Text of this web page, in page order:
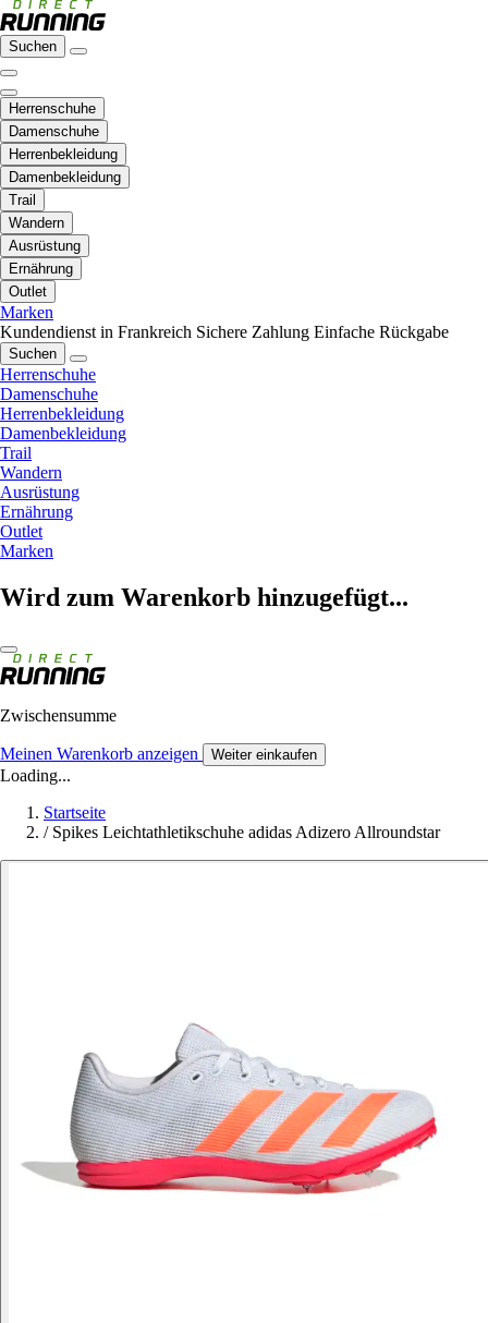
Suchen
Herrenschuhe
Damenschuhe
Herrenbekleidung
Damenbekleidung
Trail
Wandern
Ausrüstung
Ernährung
Outlet
Marken
Kundendienst in Frankreich Sichere Zahlung Einfache Rückgabe
Suchen
Herrenschuhe
Damenschuhe
Herrenbekleidung
Damenbekleidung
Trail
Wandern
Ausrüstung
Ernährung
Outlet
Marken
Wird zum Warenkorb hinzugefügt...
Zwischensumme
Meinen Warenkorb anzeigen Weiter einkaufen
Loading...
Startseite
/ Spikes Leichtathletikschuhe adidas Adizero Allroundstar